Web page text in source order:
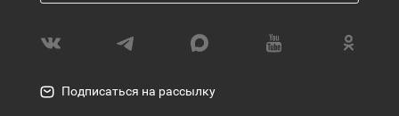
Подписаться на рассылку